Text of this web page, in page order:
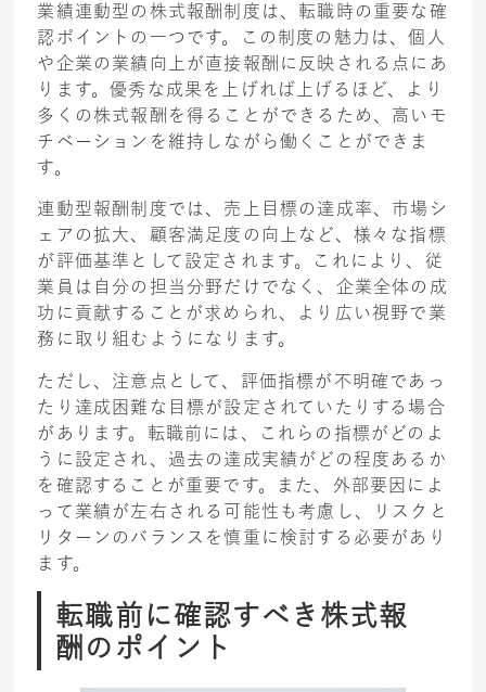
業績連動型の株式報酬制度は、転職時の重要な確
認ポイントの一つです。この制度の魅力は、個人
や企業の業績向上が直接報酬に反映される点にあ
ります。優秀な成果を上げれば上げるほど、より
多くの株式報酬を得ることができるため、高いモ
チベーションを維持しながら働くことができま
す。
連動型報酬制度では、売上目標の達成率、市場シ
ェアの拡大、顧客満足度の向上など、様々な指標
が評価基準として設定されます。これにより、従
業員は自分の担当分野だけでなく、企業全体の成
功に貢献することが求められ、より広い視野で業
務に取り組むようになります。
ただし、注意点として、評価指標が不明確であっ
たり達成困難な目標が設定されていたりする場合
があります。転職前には、これらの指標がどのよ
うに設定され、過去の達成実績がどの程度あるか
を確認することが重要です。また、外部要因によ
って業績が左右される可能性も考慮し、リスクと
リターンのバランスを慎重に検討する必要があり
ます。
転職前に確認すべき株式報
酬のポイント